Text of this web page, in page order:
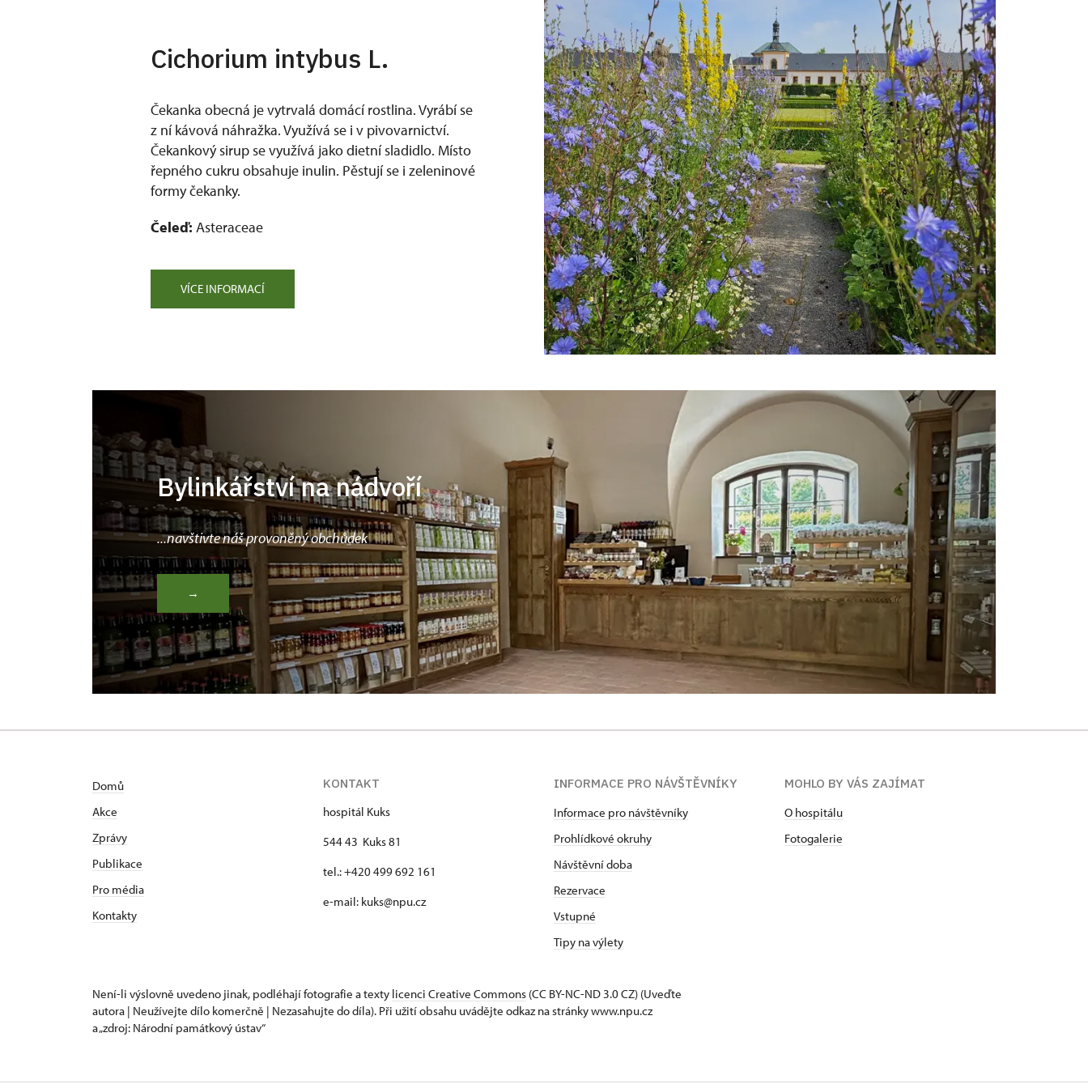
Cichorium intybus L.
Čekanka obecná je vytrvalá domácí rostlina. Vyrábí se
z ní kávová náhražka. Využívá se i v pivovarnictví.
Čekankový sirup se využívá jako dietní sladidlo. Místo
řepného cukru obsahuje inulin. Pěstují se i zeleninové
formy čekanky.
Čeleď: Asteraceae
VÍCE INFORMACÍ
Bylinkářství na nádvoří
...navštivte náš provoněný obchůdek
→
Domů
Akce
Zprávy
Publikace
Pro média
Kontakty
KONTAKT
hospitál Kuks
544 43 Kuks 81
tel.: +420 499 692 161
e-mail: kuks@npu.cz
INFORMACE PRO NÁVŠTĚVNÍKY
Informace pro návštěvníky
Prohlídkové okruhy
Návštěvní doba
Rezervace
Vstupné
Tipy na výlety
MOHLO BY VÁS ZAJÍMAT
O hospitálu
Fotogalerie
Není-li výslovně uvedeno jinak, podléhají fotografie a texty licenci Creative Commons (CC BY-NC-ND 3.0 CZ) (Uveďte
autora | Neužívejte dílo komerčně | Nezasahujte do díla). Při užití obsahu uvádějte odkaz na stránky www.npu.cz
a „zdroj: Národní památkový ústav“